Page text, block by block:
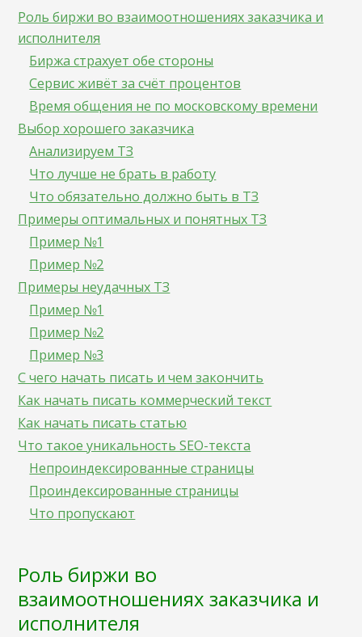
Роль биржи во взаимоотношениях заказчика и
исполнителя
Биржа страхует обе стороны
Сервис живёт за счёт процентов
Время общения не по московскому времени
Выбор хорошего заказчика
Анализируем ТЗ
Что лучше не брать в работу
Что обязательно должно быть в ТЗ
Примеры оптимальных и понятных ТЗ
Пример №1
Пример №2
Примеры неудачных ТЗ
Пример №1
Пример №2
Пример №3
С чего начать писать и чем закончить
Как начать писать коммерческий текст
Как начать писать статью
Что такое уникальность SEO-текста
Непроиндексированные страницы
Проиндексированные страницы
Что пропускают
Роль биржи во
взаимоотношениях заказчика и
исполнителя